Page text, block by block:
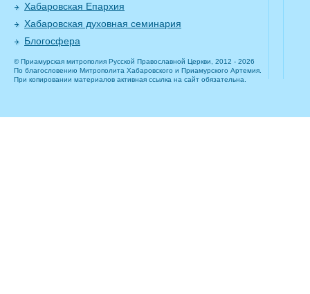
Хабаровская Епархия
Хабаровская духовная семинария
Блогосфера
© Приамурская митрополия Русской Православной Церкви, 2012 - 2026
По благословению Митрополита Хабаровского и Приамурского Артемия.
При копировании материалов активная ссылка на сайт обязательна.